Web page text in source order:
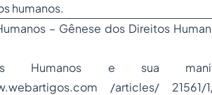
humanos.
– Gênese dos Direitos
e sua
/articles/ 21561/1/